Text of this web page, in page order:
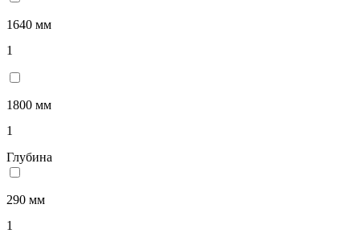
1640 мм
1
1800 мм
1
Глубина
290 мм
1